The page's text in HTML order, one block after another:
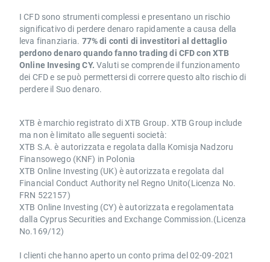
I CFD sono strumenti complessi e presentano un rischio
significativo di perdere denaro rapidamente a causa della
leva finanziaria. 77% di conti di investitori al dettaglio
perdono denaro quando fanno trading di CFD con XTB
Online Invesing CY. Valuti se comprende il funzionamento
dei CFD e se può permettersi di correre questo alto rischio di
perdere il Suo denaro.
XTB è marchio registrato di XTB Group. XTB Group include
ma non è limitato alle seguenti società:
XTB S.A. è autorizzata e regolata dalla Komisja Nadzoru
Finansowego (KNF) in Polonia
XTB Online Investing (UK) è autorizzata e regolata dal
Financial Conduct Authority nel Regno Unito(Licenza No.
FRN 522157)
XTB Online Investing (CY) è autorizzata e regolamentata
dalla Cyprus Securities and Exchange Commission.(Licenza
No.169/12)
I clienti che hanno aperto un conto prima del 02-09-2021